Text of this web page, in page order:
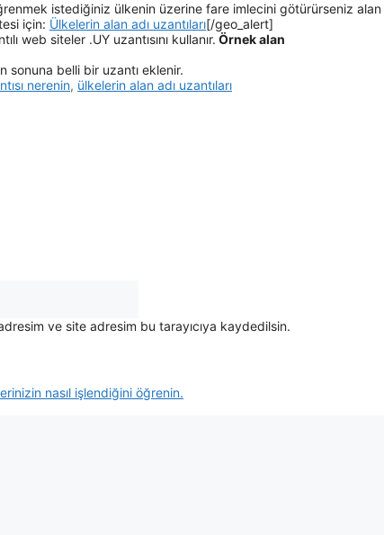
istediğiniz ülkenin üzerine fare imlecini götürürseniz alan
için: Ülkelerin alan adı uzantıları[/geo_alert]
web siteler .UY uzantısını kullanır. Örnek alan
sonuna belli bir uzantı eklenir.
nerenin, ülkelerin alan adı uzantıları
ve site adresim bu tarayıcıya kaydedilsin.
nasıl işlendiğini öğrenin.